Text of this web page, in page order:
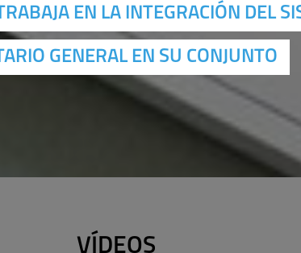
EN LA INTEGRACIÓN DEL
GENERAL EN SU CONJUNTO
VÍDEOS